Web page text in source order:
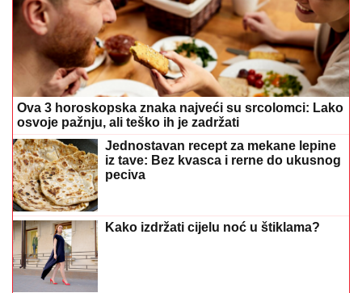
Ova 3 horoskopska znaka najveći su srcolomci: Lako
osvoje pažnju, ali teško ih je zadržati
Jednostavan recept za mekane lepine
iz tave: Bez kvasca i rerne do ukusnog
peciva
Kako izdržati cijelu noć u štiklama?